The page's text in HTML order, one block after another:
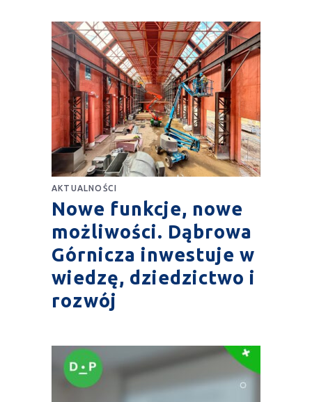
AKTUALNOŚCI
Nowe funkcje, nowe
możliwości. Dąbrowa
Górnicza inwestuje w
wiedzę, dziedzictwo i
rozwój